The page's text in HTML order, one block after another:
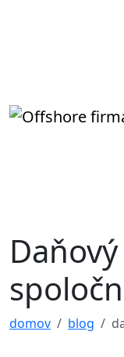
domov blog